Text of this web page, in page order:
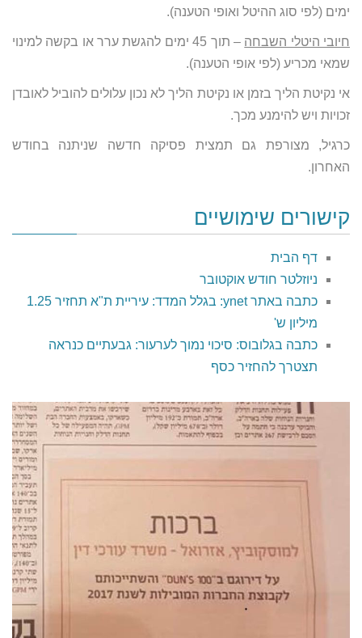
ימים (לפי סוג ההיטל ואופי הטענה).
חיובי היטלי השבחה
– תוך 45 ימים להגשת ערר או בקשה למינוי
שמאי מכריע (לפי אופי הטענה).
אי נקיטת הליך בזמן או נקיטת הליך לא נכון עלולים להוביל לאובדן
זכויות ויש להימנע מכך.
כרגיל, מצורפת גם תמצית פסיקה חדשה שניתנה בחודש
האחרון.
קישורים שימושיים
דף הבית
ניוזלטר חודש אוקטובר
כתבה באתר ynet: בגלל המדד: עיריית ת"א תחזיר 1.25
מיליון ש'
כתבה בגלובוס: סיכוי נמוך לערעור: גבעתיים כנראה
תצטרך להחזיר כסף